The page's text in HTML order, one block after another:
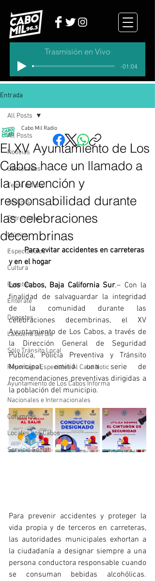
Trasmisión en Vivo
-01:04
Entrada
All Posts
Noticias
Destacados
Tema del dia
Analisis
Entrevistas
Música
Espectáculos
Cultura
Eventos
Entérate
Deportes
La buena del día
Sólo Tránsito Local
Reportajes Especiales Al Cabo Notic
Ayuntamiento de Los Cabos Informa
Nacionales e Internacionales
Columnas
Locales Los Cabos
Servicio Social
All Posts
El XV Ayuntamiento de Los
Cabos hace un llamado a
la prevención y
responsabilidad durante
las celebraciones
decembrinas
Cabo Mil Radio
· Para evitar accidentes en carreteras
y en el hogar
Los Cabos, Baja California Sur.– Con la
finalidad de salvaguardar la integridad
de la comunidad durante las
celebraciones decembrinas, el XV
Ayuntamiento de Los Cabos, a través de
la Dirección General de Seguridad
Pública, Policía Preventiva y Tránsito
Municipal, emitió una serie de
recomendaciones preventivas dirigidas a
la población del municipio.
Para prevenir accidentes y proteger la
vida propia y de terceros en carreteras,
las autoridades municipales exhortan a
la ciudadanía a designar siempre a una
persona conductora responsable cuando
se consuman bebidas alcohólicas.